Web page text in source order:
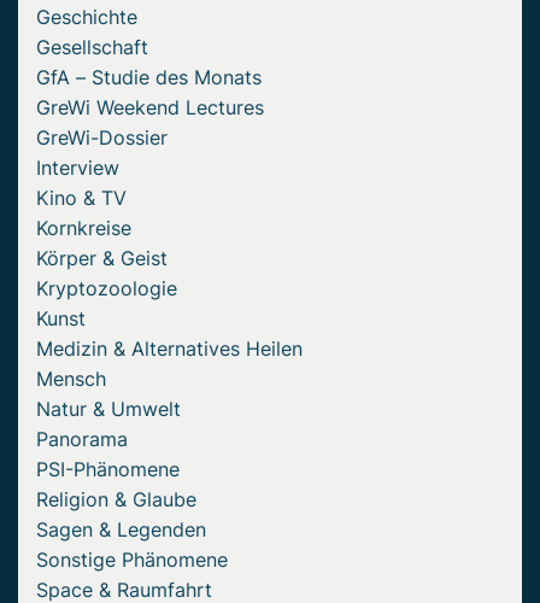
Geschichte
Gesellschaft
GfA – Studie des Monats
GreWi Weekend Lectures
GreWi-Dossier
Interview
Kino & TV
Kornkreise
Körper & Geist
Kryptozoologie
Kunst
Medizin & Alternatives Heilen
Mensch
Natur & Umwelt
Panorama
PSI-Phänomene
Religion & Glaube
Sagen & Legenden
Sonstige Phänomene
Space & Raumfahrt